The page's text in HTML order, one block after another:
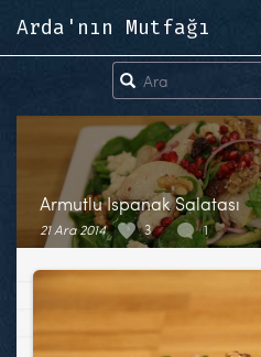
Arda'nın Mutfağı
Armutlu Ispanak Salatası
21 Ara 2014 3 1